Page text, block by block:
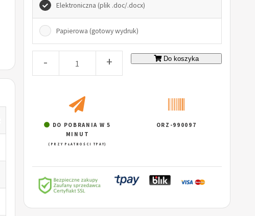
Elektroniczna (plik .doc/.docx)
Papierowa (gotowy wydruk)
- + Do koszyka
DO POBRANIA W 5
MINUT
(PRZY PŁATNOŚCI TPAY)
ORZ-990097